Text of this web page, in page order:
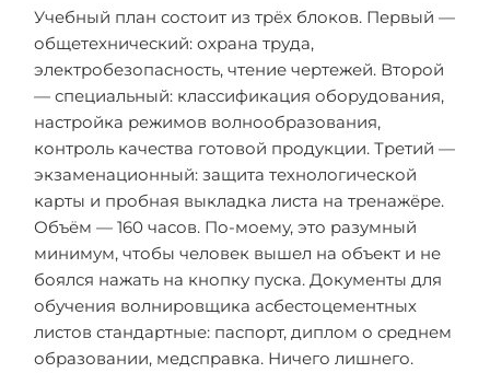
Учебный план состоит из трёх блоков. Первый —
общетехнический: охрана труда,
электробезопасность, чтение чертежей. Второй
— специальный: классификация оборудования,
настройка режимов волнообразования,
контроль качества готовой продукции. Третий —
экзаменационный: защита технологической
карты и пробная выкладка листа на тренажёре.
Объём — 160 часов. По-моему, это разумный
минимум, чтобы человек вышел на объект и не
боялся нажать на кнопку пуска. Документы для
обучения волнировщика асбестоцементных
листов стандартные: паспорт, диплом о среднем
образовании, медсправка. Ничего лишнего.